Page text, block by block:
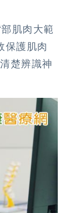
肌肉大範
保護肌肉
楚辨識神